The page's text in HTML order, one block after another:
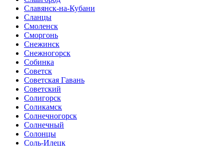
Славянск-на-Кубани
Сланцы
Смоленск
Сморгонь
Снежинск
Снежногорск
Собинка
Советск
Советская Гавань
Советский
Солигорск
Соликамск
Солнечногорск
Солнечный
Солонцы
Соль-Илецк